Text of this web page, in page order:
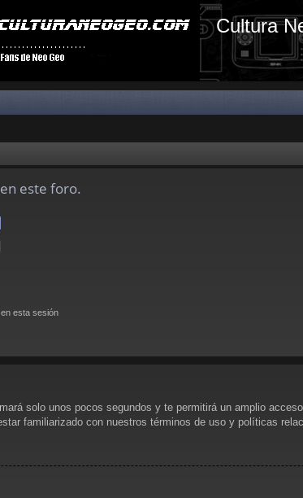
Cultura
este foro.
esta sesión
solo unos pocos segundos y te permitirá un amplio
familiarizado con nuestros términos de uso y políticas